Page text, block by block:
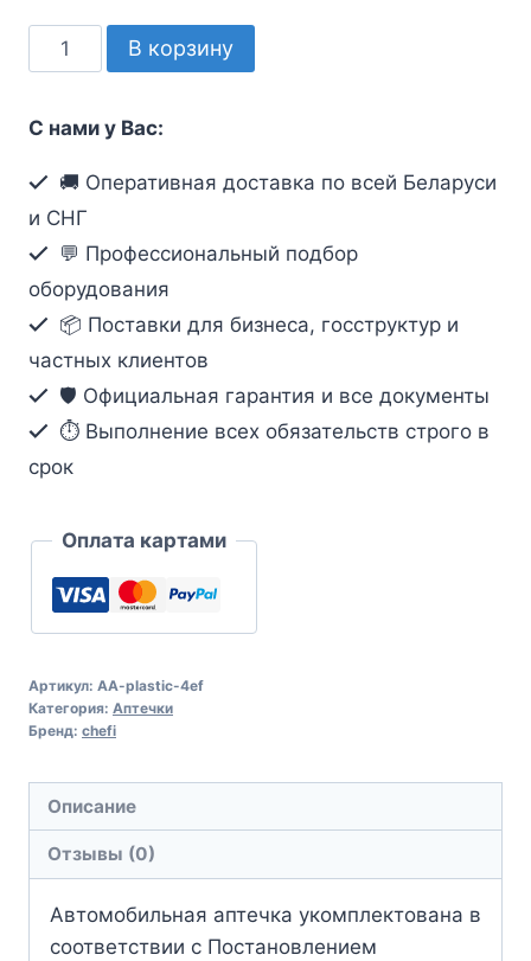
Количество
товара
автомобильная
пластиковом
футляре
В корзину
С нами у Вас:
🚚 Оперативная доставка по всей Беларуси
и СНГ
💬 Профессиональный подбор
оборудования
📦 Поставки для бизнеса, госструктур и
частных клиентов
🛡️ Официальная гарантия и все документы
⏱ Выполнение всех обязательств строго в
срок
Оплата картами
Артикул: AA-plastic-4ef
Категория: Аптечки
Бренд: chefi
Описание
Отзывы (0)
Автомобильная аптечка укомплектована в
соответствии с Постановлением